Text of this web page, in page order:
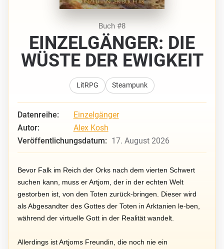
Buch #8
EINZELGÄNGER: DIE
WÜSTE DER EWIGKEIT
LitRPG Steampunk
Datenreihe:
Einzelgänger
Autor:
Alex Kosh
Veröffentlichungsdatum: 17. August 2026
Bevor Falk im Reich der Orks nach dem vierten Schwert
suchen kann, muss er Artjom, der in der echten Welt
gestorben ist, von den Toten zurück-bringen. Dieser wird
als Abgesandter des Gottes der Toten in Arktanien le-ben,
während der virtuelle Gott in der Realität wandelt.
Allerdings ist Artjoms Freundin, die noch nie ein